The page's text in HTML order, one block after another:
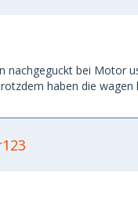
nachgeguckt bei Motor
haben die